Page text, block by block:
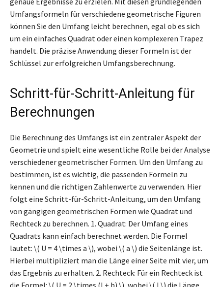
Umfangsformeln für verschiedene geometrische Figuren
können Sie den Umfang leicht berechnen, egal ob es sich
um ein einfaches Quadrat oder einen komplexeren Trapez
handelt. Die präzise Anwendung dieser Formeln ist der
Schlüssel zur erfolgreichen Umfangsberechnung.
Schritt-für-Schritt-Anleitung für
Berechnungen
Die Berechnung des Umfangs ist ein zentraler Aspekt der
Geometrie und spielt eine wesentliche Rolle bei der Analyse
verschiedener geometrischer Formen. Um den Umfang zu
bestimmen, ist es wichtig, die passenden Formeln zu
kennen und die richtigen Zahlenwerte zu verwenden. Hier
folgt eine Schritt-für-Schritt-Anleitung, um den Umfang
von gängigen geometrischen Formen wie Quadrat und
Rechteck zu berechnen. 1. Quadrat: Der Umfang eines
Quadrats kann einfach berechnet werden. Die Formel
lautet: \( U = 4 \times a \), wobei \( a \) die Seitenlänge ist.
Hierbei multipliziert man die Länge einer Seite mit vier, um
das Ergebnis zu erhalten. 2. Rechteck: Für ein Rechteck ist